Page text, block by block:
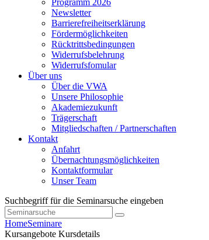
Programm 2026
Newsletter
Barrierefreiheitserklärung
Fördermöglichkeiten
Rücktrittsbedingungen
Widerrufsbelehrung
Widerrufsfomular
Über uns
Über die VWA
Unsere Philosophie
Akademiezukunft
Trägerschaft
Mitgliedschaften / Partnerschaften
Kontakt
Anfahrt
Übernachtungsmöglichkeiten
Kontaktformular
Unser Team
Suchbegriff für die Seminarsuche eingeben
HomeSeminare
Kursangebote Kursdetails